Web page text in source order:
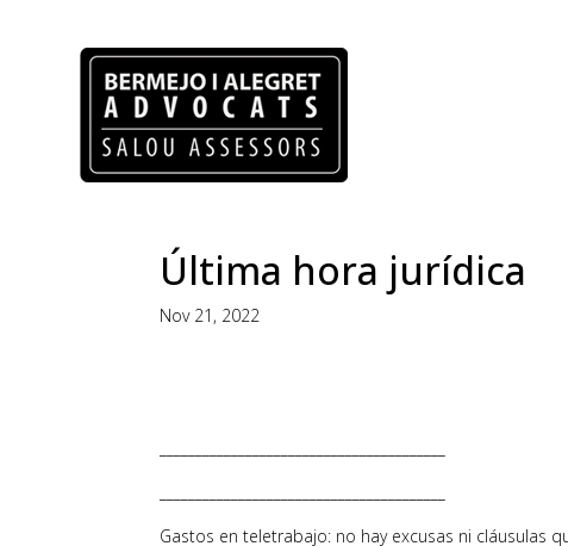
Última hora jurídica
Nov 21, 2022
Gastos en teletrabajo: no hay excusas ni cláusulas